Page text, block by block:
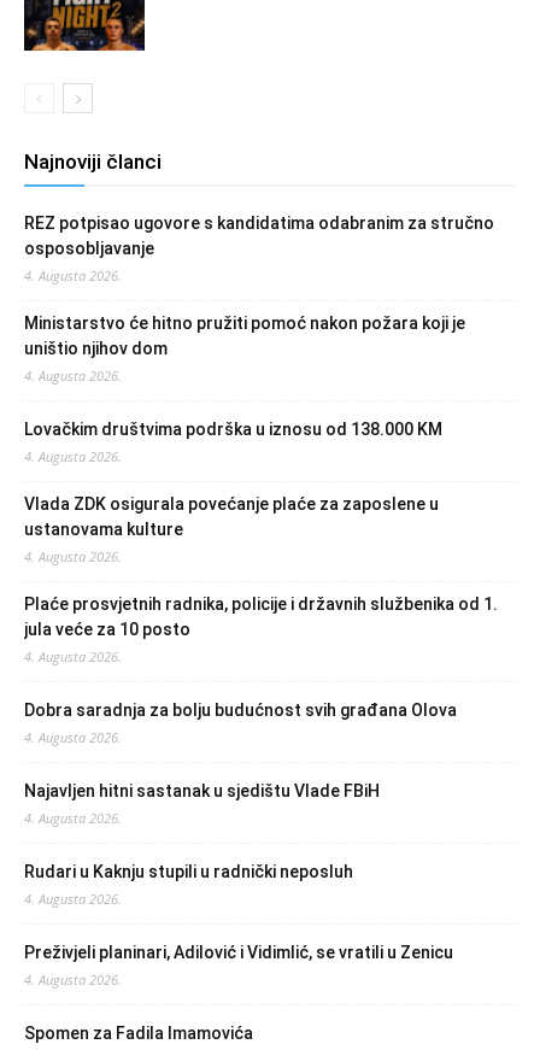
Najnoviji članci
REZ potpisao ugovore s kandidatima odabranim za stručno
osposobljavanje
4. Augusta 2026.
Ministarstvo će hitno pružiti pomoć nakon požara koji je
uništio njihov dom
4. Augusta 2026.
Lovačkim društvima podrška u iznosu od 138.000 KM
4. Augusta 2026.
Vlada ZDK osigurala povećanje plaće za zaposlene u
ustanovama kulture
4. Augusta 2026.
Plaće prosvjetnih radnika, policije i državnih službenika od 1.
jula veće za 10 posto
4. Augusta 2026.
Dobra saradnja za bolju budućnost svih građana Olova
4. Augusta 2026.
Najavljen hitni sastanak u sjedištu Vlade FBiH
4. Augusta 2026.
Rudari u Kaknju stupili u radnički neposluh
4. Augusta 2026.
Preživjeli planinari, Adilović i Vidimlić, se vratili u Zenicu
4. Augusta 2026.
Spomen za Fadila Imamovića